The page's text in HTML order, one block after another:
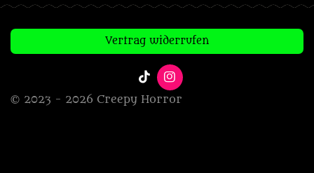
Vertrag widerrufen
T
i
k
I
n
s
© 2023 - 2026 Creepy Horror